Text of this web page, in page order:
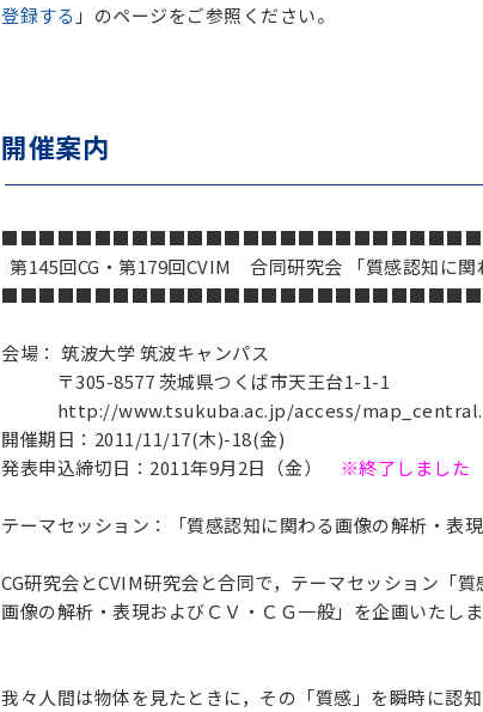
登録する 」のページをご参照ください。
開催案内
第145回CG・第179回CVIM 合同研究会 「質感認知に関
会場： 筑波大学 筑波キャンパス
〒305-8577 茨城県つくば市天王台1-1-1
http://www.tsukuba.ac.jp/access/
開催期日：2011/11/17(木)-18(金)
発表申込締切日：2011年9月2日（金）
※終了しました
テーマセッション：「質感認知に関わる画像の解析・表
CG研究会とCVIM研究会と合同で，テーマセッション「質
画像の解析・表現およびＣＶ・ＣＧ一般」を企画いたしま
我々人間は物体を見たときに，その「質感」を瞬時に認